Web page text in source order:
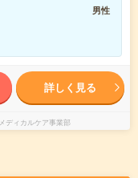
男性
詳しく見る
ディカルケア事業部